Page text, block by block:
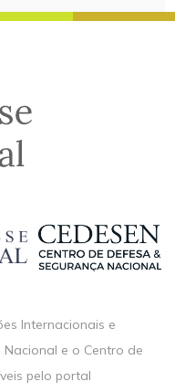
Internacionais e
Nacional e o Centro de
pelo portal